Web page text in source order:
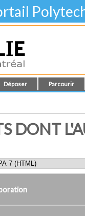
Déposer Parcourir
DONT